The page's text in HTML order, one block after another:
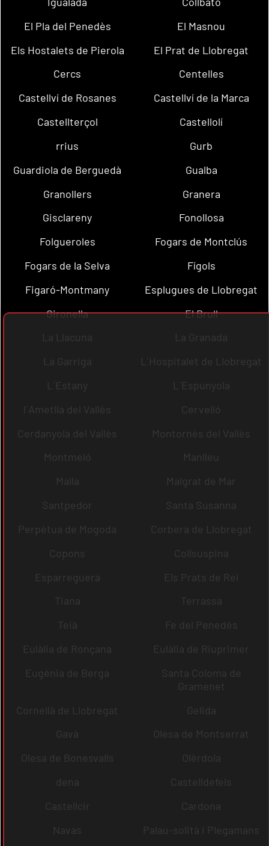
El Pla del Penedès
El Masnou
Els Hostalets de Pierola
El Prat de Llobregat
Cercs
Centelles
Castellví de Rosanes
Castellví de la Marca
Castellterçol
Castellolí
rrius
Gurb
Guardiola de Berguedà
Gualba
Granollers
Granera
Gisclareny
Fonollosa
Folgueroles
Fogars de Montclús
Fogars de la Selva
Fígols
Figaró-Montmany
Esplugues de Llobregat
Gironella
El Brull
La Llacuna
La Granada
La Garriga
L´Hospitalet de Llobregat
L´Estany
L´Espunyola
l´Ametlla del Vallès
Cervelló
Cerdanyola del Vallès
Montornès del Vallès
Montmeló
Manlleu
Malla
Malgrat de Mar
Santpedor
Santa Susanna
Perpètua de Mogoda
Corbera de Llobregat
Copons
Collsuspina
Esparreguera
Els Prats de Rei
Tiana
Terrassa
Teià
Fe del Penedès
Eulàlia de Ronçana
Eulàlia de Riuprimer
Eugènia de Berga
Santa Coloma de
Gramenet
Cornellà de Llobregat
Gelida
Gavà
Olesa de Montserrat
Olesa de Bonesvalls
Olèrdola
dena
Castelldefels
Castellcir
Cardona
Navas
Palau-solità i Plegamans